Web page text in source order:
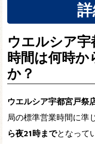
ウエルシア
時間は何時か
か？
ウエルシア宇都宮戸祭
局の標準営業時間に準
ら夜21時までとなって